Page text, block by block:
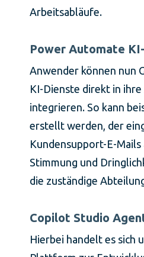
Arbeitsabläufe.
Power Automate
Anwender können nun
KI-Dienste direkt in
integrieren. So kann
erstellt werden, der
Kundensupport-E-
Stimmung und
die zuständige
Copilot Studio
Hierbei handelt es sich